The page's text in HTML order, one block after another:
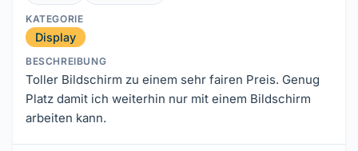
Display
Toller Bildschirm zu einem sehr fairen Preis. Genug
Platz damit ich weiterhin nur mit einem Bildschirm
arbeiten kann.